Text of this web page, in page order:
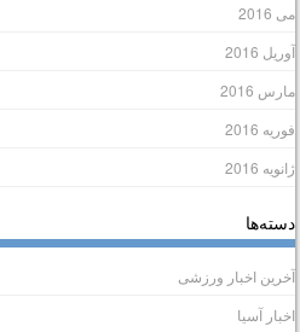
2016
2016
2016
2016
2016
اخبار ورزشی
آسیا